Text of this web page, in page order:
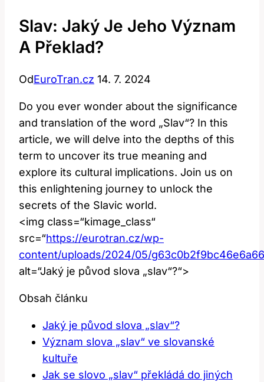
Slav: Jaký Je Jeho Význam
A Překlad?
OdEuroTran.cz 14. 7. 2024
Do you ever wonder about the significance
and translation of the word „Slav“? In this
article, we will delve into the depths of this
term to uncover its true meaning and
explore its cultural implications. Join us on
this enlightening journey to unlock the
secrets of the Slavic world.
<img class=“kimage_class“
src=“https://eurotran.cz/wp-
content/uploads/2024/05/
alt=“Jaký je původ slova „slav“?“>
Obsah článku
Jaký je původ slova „slav“?
Význam slova „slav“ ve slovanské
kultuře
Jak se slovo „slav“ překládá do jiných